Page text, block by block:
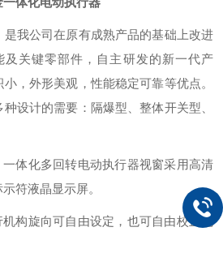
我公司在原有成熟产品的基础上改进
关键零部件，自主研发的新一代产
，外形美观，性能稳定可靠等优点。
设计的需要：隔爆型、整体开关型、
一体化多回转电动执行器视窗采用高清
标示符液晶显示屏。
机构旋向可自由设定，也可自由校正电